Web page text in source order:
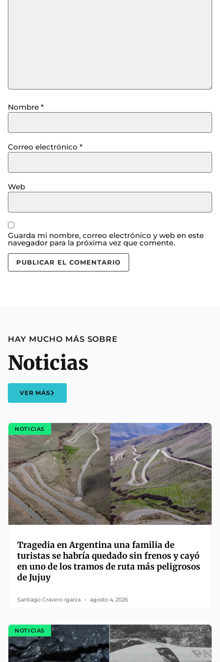
Nombre *
Correo electrónico *
Web
Guarda mi nombre, correo electrónico y web en este
navegador para la próxima vez que comente.
HAY MUCHO MÁS SOBRE
Noticias
VER MÁS
NOTICIAS
Tragedia en Argentina una familia de
turistas se habría quedado sin frenos y cayó
en uno de los tramos de ruta más peligrosos
de Jujuy
Santiago Cravero Igarza agosto 4, 2026
NOTICIAS